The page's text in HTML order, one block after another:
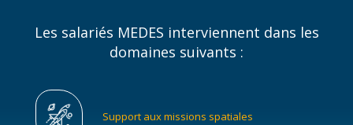
Les salariés MEDES interviennent dans les
domaines suivants :
Support aux missions spatiales